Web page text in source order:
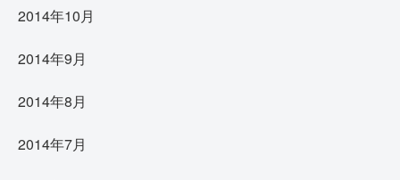
2014年10月
2014年9月
2014年8月
2014年7月